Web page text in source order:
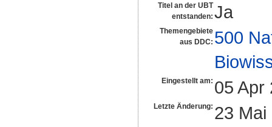
Titel an der UBT
entstanden: Ja
Themengebiete
aus DDC: 500
Eingestellt am: 05 Apr
Letzte Änderung: 23 Mai